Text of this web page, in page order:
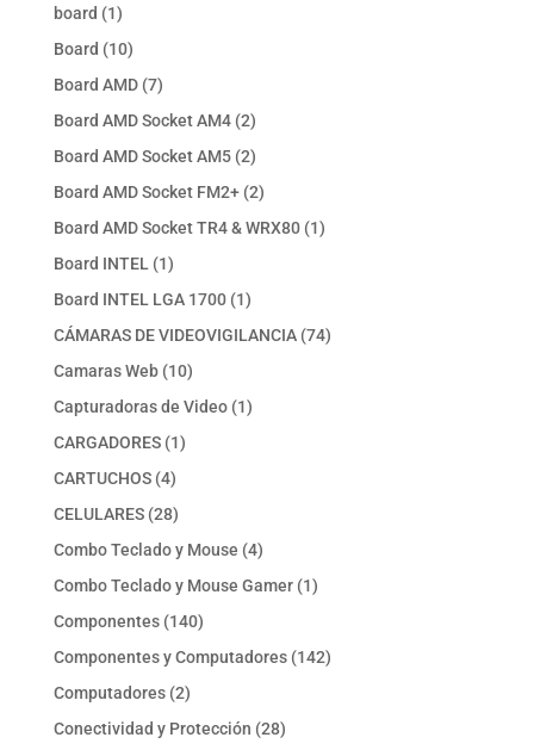
board 11
producto
Board 1010
productos
Board AMD 77
productos
Board AMD Socket AM4 22
productos
Board AMD Socket AM5 22
productos
Board AMD Socket FM2+ 22
productos
Board AMD Socket TR4 & WRX80 11
Board INTEL 11
producto
Board INTEL LGA 1700 11
producto
CÁMARAS DE VIDEOVIGILANCIA 7474
Camaras Web 1010
productos
Capturadoras de Video 11
CARGADORES 11
CARTUCHOS 44
productos
CELULARES 2828
productos
Combo Teclado y Mouse 44
productos
Combo Teclado y Mouse Gamer 11
Componentes 140140
productos
Componentes y Computadores 142142
Computadores 22
productos
Conectividad y Protección 2828